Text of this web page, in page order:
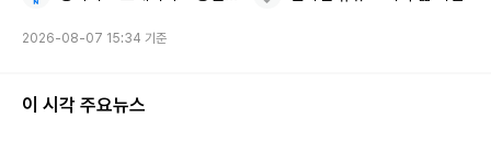
2026-08-07 15:34 기준
이 시각 주요뉴스